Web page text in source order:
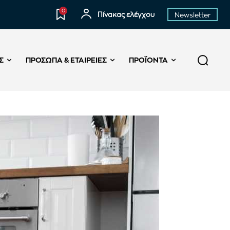
0
Πίνακας ελέγχου Newsletter
ΠΡΌΣΩΠΑ & ΕΤΑΙΡΕΊΕΣ ΠΡΟΪΌΝΤΑ